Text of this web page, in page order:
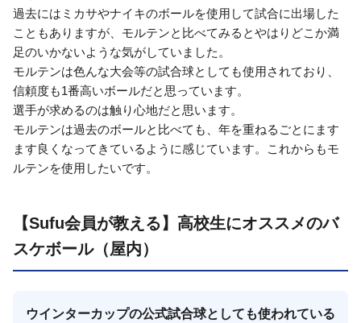
過去にはミカサやナイキのボールを使用して試合に出場した
こともありますが、モルテンと比べてみるとやはりどこか満
足のいかないような気がしていました。
モルテンは色んな大会等の試合球としても使用されており、
信頼度も1番高いボールだと思っています。
選手が求めるのは触り心地だと思います。
モルテンは過去のボールと比べても、年を重ねるごとにます
ます良くなってきているように感じています。これからもモ
ルテンを使用したいです。
【Sufu会員が教える】高校生にオススメのバ
スケボール（屋内）
ウインターカップの公式試合球としても使われている